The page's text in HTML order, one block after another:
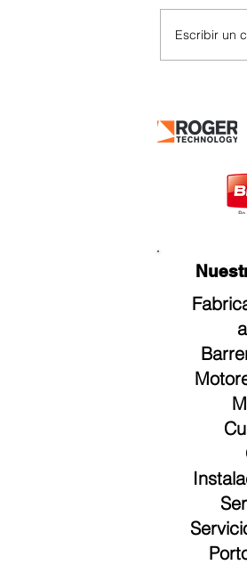
Faac
la
Escribir un